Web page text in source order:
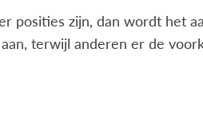
posities zijn, dan wordt het
terwijl anderen er de